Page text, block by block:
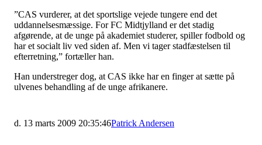
”CAS vurderer, at det sportslige vejede tungere end det
uddannelsesmæssige. For FC Midtjylland er det stadig
afgørende, at de unge på akademiet studerer, spiller fodbold og
har et socialt liv ved siden af. Men vi tager stadfæstelsen til
efterretning,” fortæller han.
Han understreger dog, at CAS ikke har en finger at sætte på
ulvenes behandling af de unge afrikanere.
d. 13 marts 2009 20:35:46Patrick Andersen